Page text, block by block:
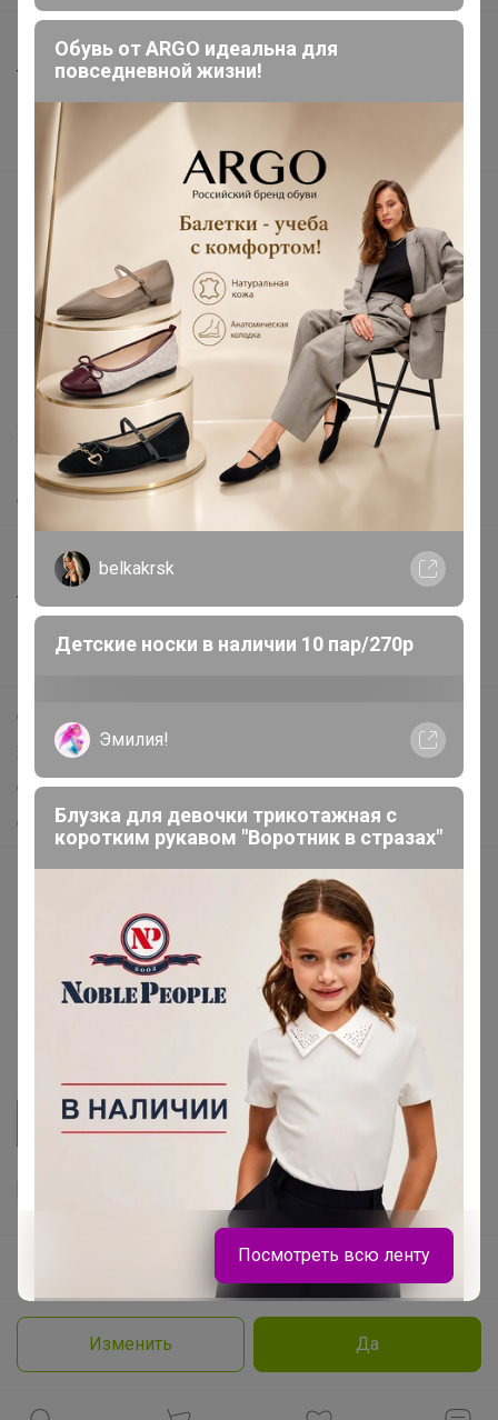
Изменить Да
Шоурумы
Торговые марки
Наша команда
В наличии
Подарочные сертификаты
Реклама на сайте
Поставщикам
Вакансии
support@24-ok.ru
Написать в поддержку
Защита покупателя
Помощь
О нас
Все предложения
Анонсы
Новости
Самое выгодное
Хиты продаж
Самое желанное
Самое быстрое
Picabox.ru - Лучшее место для ваших изображений
Розыгрыш - Генератор случайных чисел
Пульс нашего маркетплейса
© ООО "Лявита", ОГРН 1122468054070, 2012 - 2026
Политика конфиденциальности
Cоглашение пользователя
Обувь от ARGO идеальна для
повседневной жизни!
belkakrsk
Детские носки в наличии 10 пар/270р
Эмилия!
Блузка для девочки трикотажная с
коротким рукавом "Воротник в стразах"
Брюнетка
Кроссовки для девочки на сменку
Посмотреть всю ленту
Продолжая использовать этот сайт и нажимая кнопку
«Принять», вы даёте согласие на обработку файлов
Принять